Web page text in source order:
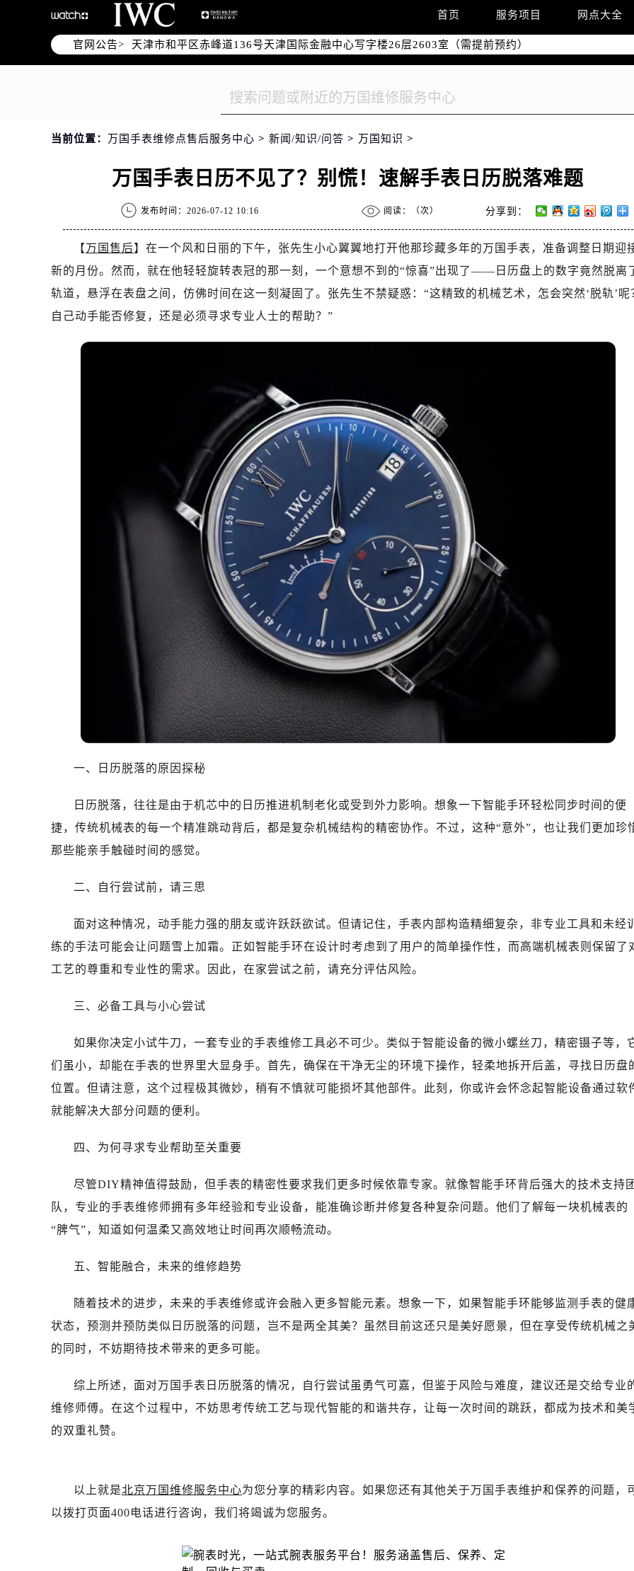
首页 服务项目 网点大全
官网公告>
北京市东城区东长安街1号东方广场写字楼W3座6层602室（需提前预约）
北京市朝阳区建国门外大街甲6号华熙国际中心写字楼D座11层1102室（需提前预约）
天津市和平区赤峰道136号天津国际金融中心写字楼26层2603室（需提前预约）
上海市徐汇区虹桥路3号港汇中心写字楼2座37层3705室（需提前预约）
南京市秦淮区中山南路1号（新街口）南京中心写字楼22层C1-1室（需提前预约）
徐州市鼓楼区淮海东路29号苏宁广场IFC国际金融中心写字楼35层3508室（需提前预约）
盐城市盐都区世纪大道5号盐城金融城写字楼1号楼16层1604室（需提前预约）
泰州市海陵区永定东路399号置地商务中心东塔写字楼（华润万象城）17层1706室（需提前预约）
杭州市上城区钱江路1366号华润大厦写字楼A座5层503-5室（需提前预约）
金华市金东区东市南街777号金华万达广场写字楼4号楼22层2209室（需提前预约）
嘉兴市南湖区广益路705号嘉兴世界贸易中心写字楼A座13层1304室（需提前预约）
南昌市红谷滩新区红谷中大道998号绿地双子塔（中央广场）A1座办公楼14层07室（需提前预约）
济南市历下区经十路11111号华润中心写字楼（万象城）15层1508室（需提前预约）
深圳市罗湖区深南东路5001号华润大厦写字楼17层1701室（需提前预约）
惠州市惠城区江北文昌一路7号华贸大厦写字楼1座30层05室（需提前预约）
厦门市思明区湖滨东路95号华润大厦写字楼B座11层1104室（需提前预约）
福州市鼓楼区五四路128-1号恒力城写字楼15层03室（需提前预约）
成都市锦江区人民东路6号SAC东原中心写字楼24层2406B室（需提前预约）
重庆市江北区观音桥步行街2号融恒时代广场写字楼9层902室（需提前预约）
长沙市芙蓉区定王台街道建湘路393号世茂环球金融中心写字楼（芙蓉广场）10层13室（需提前预约）
郑州市二七区铭功路10号华润大厦写字楼29层2905室（需提前预约）
太原市迎泽区解放路15号亨得利名表服务中心（品牌授权店）3层整层（需提前预约）
沈阳市沈河区中街路137号亨得利名表服务中心（品牌授权店）1层整层（需提前预约）
沈阳市沈河区中街路83号亨得利名表服务中心（品牌授权店）1层整层（需提前预约）
乌鲁木齐市天山区红山路26号时代广场（CCMALL）C座17层17-B（需提前预约）
温州市鹿城区锦绣路1067号置信广场10层1015室（需提前预约）
哈尔滨市道里区友谊西路600号富力中心T2座写字楼29层03室（需提前预约）
大连市中山区人民路15号国际金融大厦7层G室（需提前预约）
佛山市禅城区季华五路57号万科金融中心C座12层1205室（需提前预约）
东莞市东城街道鸿福东路1号民盈国贸中心T1写字楼9层907室（需提前预约）
无锡市梁溪区人民中路139号恒隆广场写字楼1座11层1104室（需提前预约）
武汉市江汉区解放大道686号世界贸易大厦38层09室（需提前预约）
泉州市丰泽区宝洲路729号浦西万达中心写字楼A座7楼709室（需提前预约）
长春市朝阳区西安大路727号中银大厦A座(旺进大厦)18层09室（需提前预约）
石家庄市长安区中山东路39号勒泰中心写字楼B座13层07室（需提前预约）
唐山市路南区新华东道100号万达广场写字楼A座10层1002室（需提前预约）
甘肃省兰州市七里河区西津西路16号兰州中心写字楼21层2102室（需提前预约）
重庆市解放碑渝中区民权路28号英利国际金融中心写字楼20层01室（需提前预约）
黑龙江省鹤岗市向阳区红军路万国售后服务中心（需提前预约）
黑龙江省佳木斯市向阳区长安路万国售后服务中心（需提前预约）
黑龙江省牡丹江市东安区太平路万国售后服务中心（需提前预约）
黑龙江省齐齐哈尔市龙沙区龙华路万国售后服务中心（需提前预约）
黑龙江省伊春市伊美区通河路万国售后服务中心（需提前预约）
吉林省白城市洮北区明仁南街万国售后服务中心（需提前预约）
吉林省吉林市船营区河南街万国售后服务中心（需提前预约）
吉林省辽源市龙山区人民大街万国售后服务中心（需提前预约）
吉林省通化市东昌区环通乡江南大街万国售后服务中心（需提前预约）
吉林省延边市延吉市解放路万国售后服务中心（需提前预约）
辽宁省本溪市平山区胜利路万国售后服务中心（需提前预约）
当前位置： 万国手表维修点售后服务中心 > 新闻/知识/问答 > 万国知识 >
万国手表日历不见了？别慌！速解手表日历脱落难题
发布时间：2026-07-12 10:16 阅读：（次） 分享到：
【万国售后】在一个风和日丽的下午，张先生小心翼翼地打开他那珍藏多年的万国手表，准备调整日期迎
新的月份。然而，就在他轻轻旋转表冠的那一刻，一个意想不到的“惊喜”出现了——日历盘上的数字竟然脱离
轨道，悬浮在表盘之间，仿佛时间在这一刻凝固了。张先生不禁疑惑：“这精致的机械艺术，怎会突然‘脱轨’呢
自己动手能否修复，还是必须寻求专业人士的帮助？”
一、日历脱落的原因探秘
日历脱落，往往是由于机芯中的日历推进机制老化或受到外力影响。想象一下智能手环轻松同步时间的便
捷，传统机械表的每一个精准跳动背后，都是复杂机械结构的精密协作。不过，这种“意外”，也让我们更加珍
那些能亲手触碰时间的感觉。
二、自行尝试前，请三思
面对这种情况，动手能力强的朋友或许跃跃欲试。但请记住，手表内部构造精细复杂，非专业工具和未经训
练的手法可能会让问题雪上加霜。正如智能手环在设计时考虑到了用户的简单操作性，而高端机械表则保留了
工艺的尊重和专业性的需求。因此，在家尝试之前，请充分评估风险。
三、必备工具与小心尝试
如果你决定小试牛刀，一套专业的手表维修工具必不可少。类似于智能设备的微小螺丝刀，精密镊子等，
们虽小，却能在手表的世界里大显身手。首先，确保在干净无尘的环境下操作，轻柔地拆开后盖，寻找日历盘
位置。但请注意，这个过程极其微妙，稍有不慎就可能损坏其他部件。此刻，你或许会怀念起智能设备通过软
就能解决大部分问题的便利。
四、为何寻求专业帮助至关重要
尽管DIY精神值得鼓励，但手表的精密性要求我们更多时候依靠专家。就像智能手环背后强大的技术支持团
队，专业的手表维修师拥有多年经验和专业设备，能准确诊断并修复各种复杂问题。他们了解每一块机械表的
“脾气”，知道如何温柔又高效地让时间再次顺畅流动。
五、智能融合，未来的维修趋势
随着技术的进步，未来的手表维修或许会融入更多智能元素。想象一下，如果智能手环能够监测手表的健
状态，预测并预防类似日历脱落的问题，岂不是两全其美？虽然目前这还只是美好愿景，但在享受传统机械之
的同时，不妨期待技术带来的更多可能。
综上所述，面对万国手表日历脱落的情况，自行尝试虽勇气可嘉，但鉴于风险与难度，建议还是交给专业
维修师傅。在这个过程中，不妨思考传统工艺与现代智能的和谐共存，让每一次时间的跳跃，都成为技术和美
的双重礼赞。
以上就是北京万国维修服务中心为您分享的精彩内容。如果您还有其他关于万国手表维护和保养的问题，
以拨打页面400电话进行咨询，我们将竭诚为您服务。